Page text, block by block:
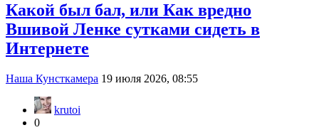
Какой был бал, или Как вредно
Вшивой Ленке сутками сидеть в
Интернете
Наша Кунсткамера 19 июля 2026, 08:55
krutoi
0